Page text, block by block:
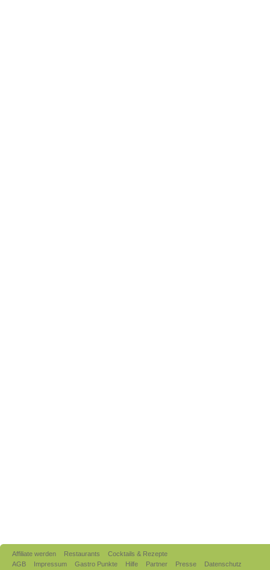
Affiliate werden Restaurants
Cocktails & Rezepte
AGB
Impressum Gastro Punkte Hilfe Partner Presse Datenschutz